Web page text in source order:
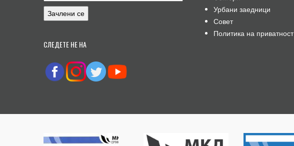
СЛЕДЕТЕ НЕ НА
Урбани заедници
Совет
Политика на приватност